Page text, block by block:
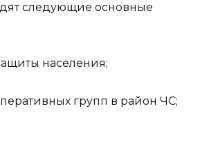
следующие основные
населения;
групп в район ЧС;